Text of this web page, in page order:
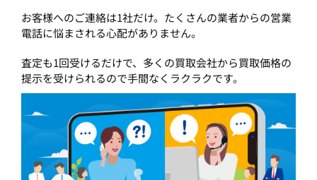
お客様へのご連絡は1社だけ。たくさんの業者からの営業
電話に悩まされる心配がありません。
査定も1回受けるだけで、多くの買取会社から買取価格の
提示を受けられるので手間なくラクラクです。